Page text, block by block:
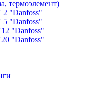
термоэлемент)
"Danfoss"
"Danfoss"
"Danfoss"
"Danfoss"